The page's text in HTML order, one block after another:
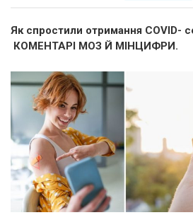
Як спростили отримання COVID-
КОМЕНТАРІ МОЗ Й МІНЦИФРИ.